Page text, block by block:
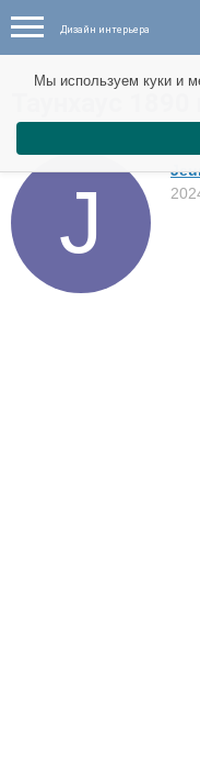
Дизайн интерьера
Таунхаус
Мы используем куки и